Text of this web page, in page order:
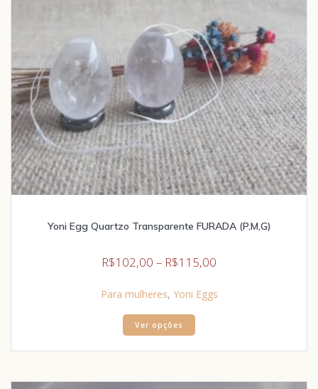
Yoni Egg Quartzo Transparente FURADA (P,M,G)
R$102,00 – R$115,00
Para mulheres, Yoni Eggs
Ver opções